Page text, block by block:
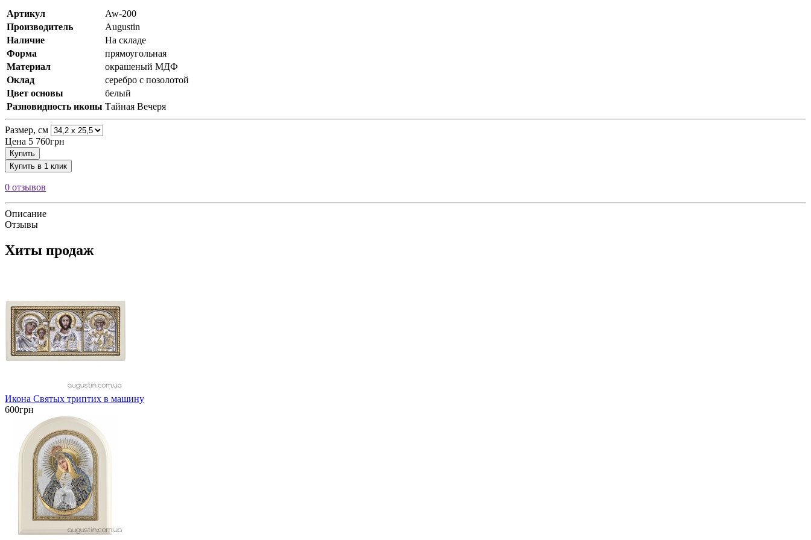
Артикул
Aw-200
Производитель
Augustin
Наличие
На складе
Форма
прямоугольная
Материал
окрашеный МДФ
Оклад
серебро с позолотой
Цвет основы
белый
Разновидность иконы Тайная Вечеря
Размер, см
Цена 5 760грн
Купить
Купить в 1 клик
0 отзывов
Описание
Отзывы
Хиты продаж
Икона Святых триптих в машину
600грн